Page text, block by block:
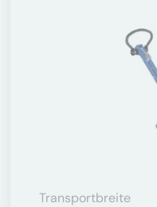
Transportbreite